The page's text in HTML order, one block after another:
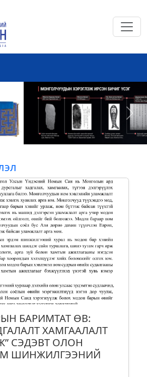
Next
БАРИМТАТ ӨВ:
ХАМГААЛАЛТ
СЭДЭВТ ОЛОН
ШИНЖИЛГЭЭНИЙ